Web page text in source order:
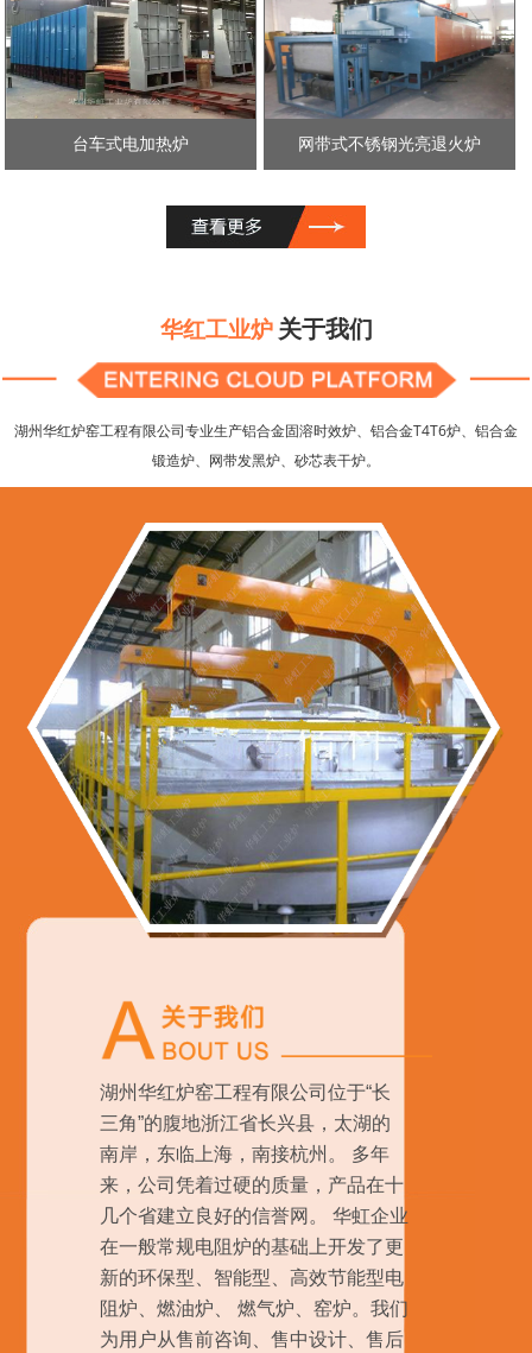
台车式电加热炉 网带式不锈钢光亮退火炉
华红工业炉 关于我们
湖州华红炉窑工程有限公司专业生产铝合金固溶时效炉、铝合金T4T6炉、铝合金
锻造炉、网带发黑炉、砂芯表干炉。
湖州华红炉窑工程有限公司位于“长
三角”的腹地浙江省长兴县，太湖的
南岸，东临上海，南接杭州。 多年
来，公司凭着过硬的质量，产品在十
几个省建立良好的信誉网。 华虹企业
在一般常规电阻炉的基础上开发了更
新的环保型、智能型、高效节能型电
阻炉、燃油炉、 燃气炉、窑炉。我们
为用户从售前咨询、售中设计、售后